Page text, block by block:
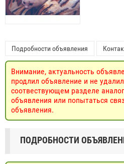
Подробности объявления
Внимание, актуальность
продлил объявление и не
соотвествующем разделе
объявления или попытаться
объявления.
ПОДРОБНОСТИ